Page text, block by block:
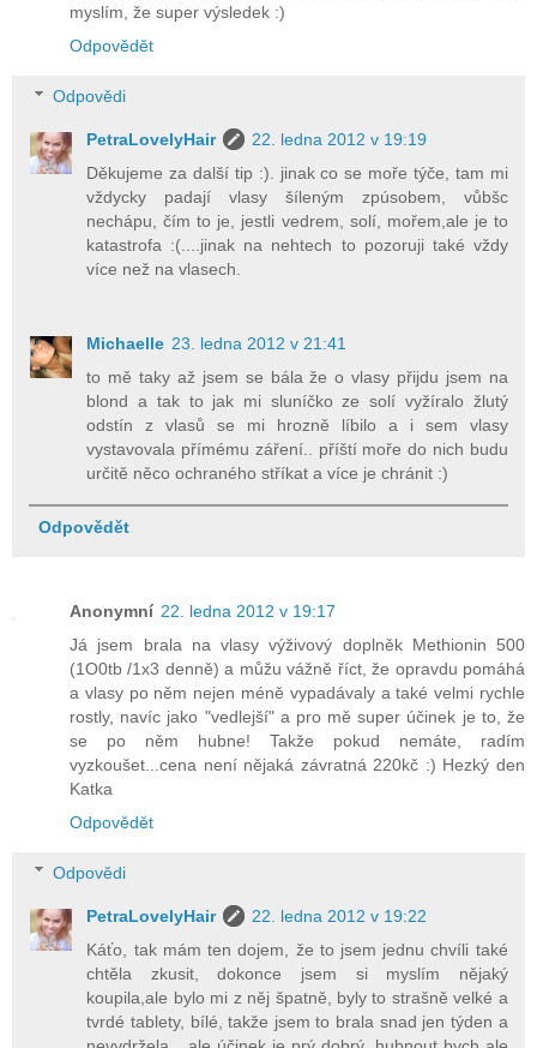
myslím, že super výsledek :)
Odpovědět
Odpovědi
PetraLovelyHair
22. ledna 2012 v 19:19
Děkujeme za další tip :). jinak co se moře týče, tam mi
vždycky padají vlasy šíleným zpúsobem, vůbšc
nechápu, čím to je, jestli vedrem, solí, mořem,ale je to
katastrofa :(....jinak na nehtech to pozoruji také vždy
více než na vlasech.
Michaelle 23. ledna 2012 v 21:41
to mě taky až jsem se bála že o vlasy přijdu jsem na
blond a tak to jak mi sluníčko ze solí vyžíralo žlutý
odstín z vlasů se mi hrozně líbilo a i sem vlasy
vystavovala přímému záření.. příští moře do nich budu
určitě něco ochraného stříkat a více je chránit :)
Odpovědět
Anonymní 22. ledna 2012 v 19:17
Já jsem brala na vlasy výživový doplněk Methionin 500
(1O0tb /1x3 denně) a můžu vážně říct, že opravdu pomáhá
a vlasy po něm nejen méně vypadávaly a také velmi rychle
rostly, navíc jako "vedlejší" a pro mě super účinek je to, že
se po něm hubne! Takže pokud nemáte, radím
vyzkoušet...cena není nějaká závratná 220kč :) Hezký den
Katka
Odpovědět
Odpovědi
PetraLovelyHair
22. ledna 2012 v 19:22
Káťo, tak mám ten dojem, že to jsem jednu chvíli také
chtěla zkusit, dokonce jsem si myslím nějaký
koupila,ale bylo mi z něj špatně, byly to strašně velké a
tvrdé tablety, bílé, takže jsem to brala snad jen týden a